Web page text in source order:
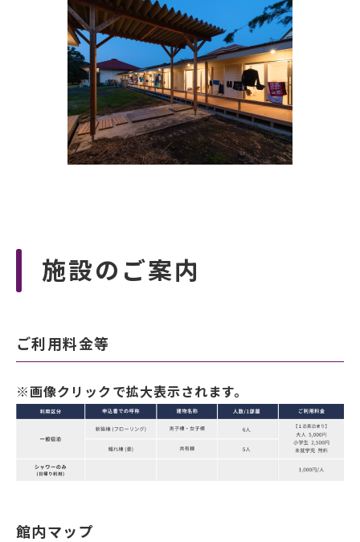
施設のご案内
ご利用料金等
※画像クリックで拡大表示されます。
館内マップ